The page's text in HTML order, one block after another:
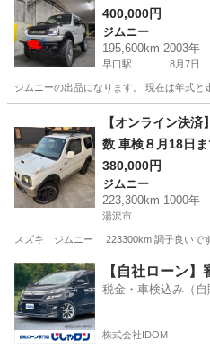
400,000円
ジムニー
195,600km 2003年
早口駅 8月7日
ジムニーの出品になります。 現在は年式
早口駅 ジムニー
【オンライン決
数 車検８月18日
380,000円
ジムニー
223,300km 1000年
湯沢市
スズキ ジムニー 223300km 調子良いで
秋田 湯沢市 ジムニー
【自社ローン
税金・車検込み（
株式会社IDOM